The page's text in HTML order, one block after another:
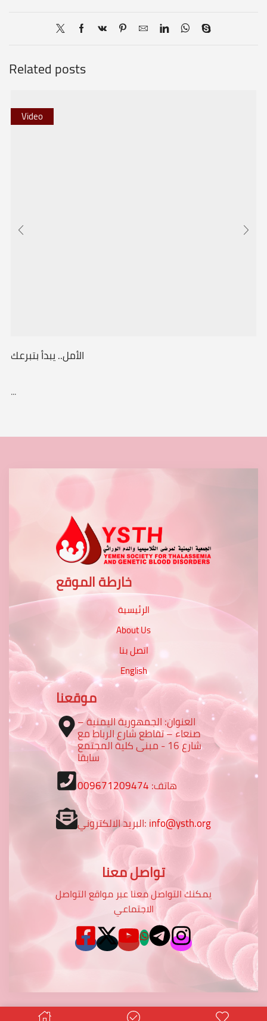
Related posts
Video
الأمل.. يبدأ بتبرعك
...
خارطة الموقع
الرئيسية
About Us
اتصل بنا
English
موقعنا
العنوان: الجمهورية اليمنية –
صنعاء – تقاطع شارع الرباط مع
شارع 16 - مبنى كلية المجتمع
سابقا
هاتف:009671209474
البريد الالكتروني:info@ysth.org
تواصل معنا
يمكنك التواصل معنا عبر مواقع التواصل
الاجتماعي